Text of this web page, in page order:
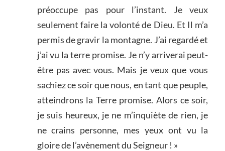
préoccupe pas pour l’instant. Je veux
seulement faire la volonté de Dieu. Et Il m’a
permis de gravir la montagne. J’ai regardé et
j’ai vu la terre promise. Je n’y arriverai peut-
être pas avec vous. Mais je veux que vous
sachiez ce soir que nous, en tant que peuple,
atteindrons la Terre promise. Alors ce soir,
je suis heureux, je ne m’inquiète de rien, je
ne crains personne, mes yeux ont vu la
gloire de l’avènement du Seigneur ! »